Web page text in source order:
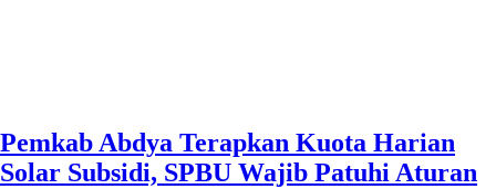
Pemkab Abdya Terapkan Kuota Harian
Solar Subsidi, SPBU Wajib Patuhi Aturan